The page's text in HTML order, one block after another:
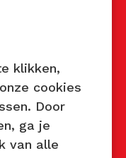
klikken,
cookies
Door
ga je
van alle